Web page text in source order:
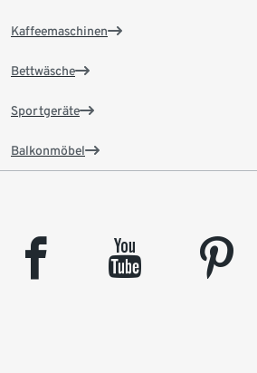
Kaffeemaschinen
Bettwäsche
Sportgeräte
Balkonmöbel
facebook youtube pinterest